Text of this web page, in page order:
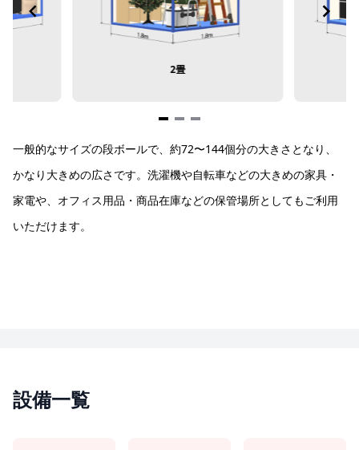
2畳
1
of
一般的なサイズの段ボールで、約72〜144個分の大きさとなり、
かなり大きめの広さです。洗濯機や自転車などの大きめの家具・
家電や、オフィス用品・商品在庫などの保管場所としてもご利用
いただけます。
設備一覧